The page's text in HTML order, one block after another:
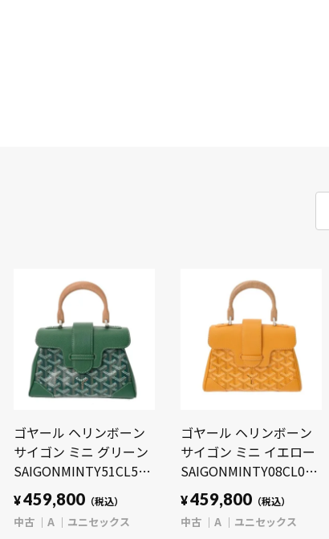
ゴヤール ヘリンボーン
サイゴン ミニ グリーン
SAIGONMINTY51CL51P
ゴヤールディンキャンバ
ス/シュヴロッシュカー
フ ユニセックス バッグ
¥459,800 （税込）
中古 A ユニセックス
ゴヤール ヘリンボーン
サイゴン ミニ イエロー
SAIGONMINTY08CL08P
ゴヤールディンキャンバ
ス/シュヴロッシュカー
フ ユニセックス バッグ
¥459,800 （税込）
中古 A ユニセックス